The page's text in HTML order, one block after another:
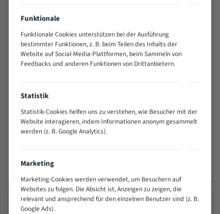
Danobat CR 330AI Bi-Metal M42
Verstärkter HSS m42 für die
Metallzerspanung
Länge (mm) : 4970
PRODUKT ANSEHEN
Verstärkter HSS m42 für die
Metallzerspanung
Länge (mm) : 4970
PRODUKT ANSEHEN
Funktionale
Funktionale Cookies unterstützen bei der Ausführung
bestimmter Funktionen, z. B. beim Teilen des Inhalts der
Website auf Social-Media-Plattformen, beim Sammeln von
Feedbacks und anderen Funktionen von Drittanbietern.
Statistik
Statistik-Cookies helfen uns zu verstehen, wie Besucher mit der
Website interagieren, indem Informationen anonym gesammelt
werden (z. B. Google Analytics).
Marketing
Marketing-Cookies werden verwendet, um Besuchern auf
Websites zu folgen. Die Absicht ist, Anzeigen zu zeigen, die
relevant und ansprechend für den einzelnen Benutzer sind (z. B.
Google Ads).